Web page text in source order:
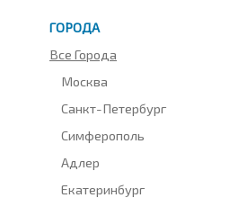
ГОРОДА
Все Города
Москва
Санкт-Петербург
Симферополь
Адлер
Екатеринбург